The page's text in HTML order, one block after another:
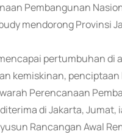
Pembangunan
mendorong Provinsi
pertumbuhan
kemiskinan,
Perencanaan
di Jakarta,
Rancangan Awal